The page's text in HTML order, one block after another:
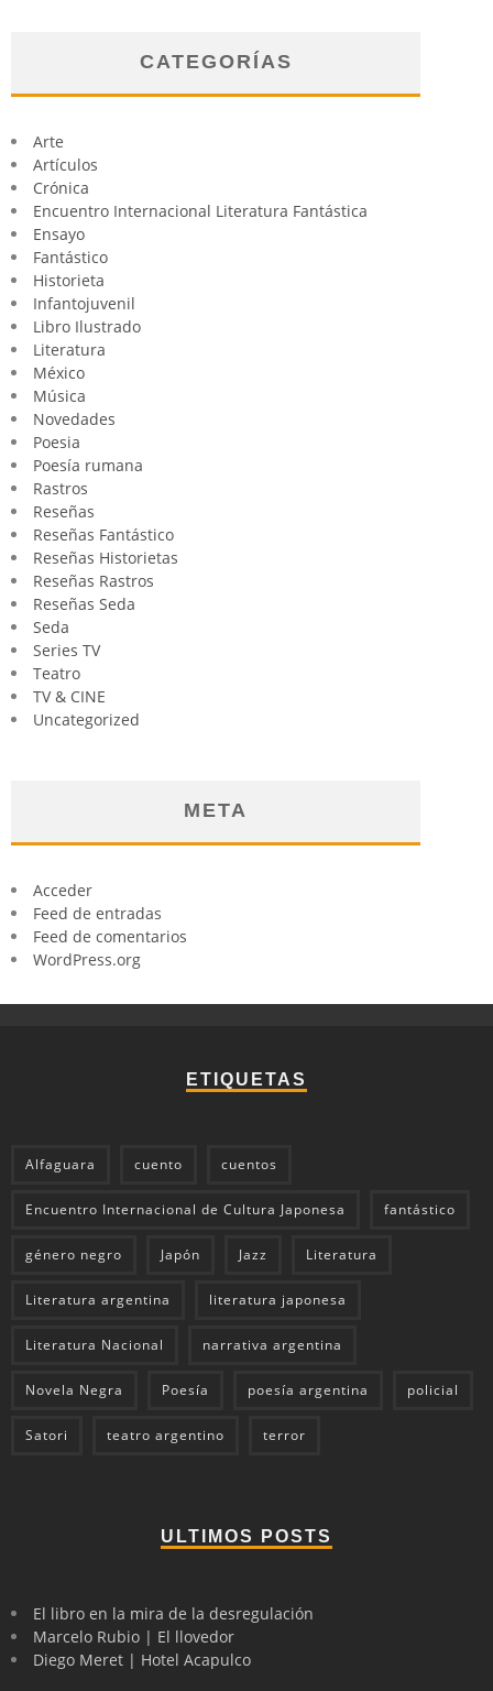
CATEGORÍAS
Arte
Artículos
Crónica
Encuentro Internacional Literatura Fantástica
Ensayo
Fantástico
Historieta
Infantojuvenil
Libro Ilustrado
Literatura
México
Música
Novedades
Poesia
Poesía rumana
Rastros
Reseñas
Reseñas Fantástico
Reseñas Historietas
Reseñas Rastros
Reseñas Seda
Seda
Series TV
Teatro
TV & CINE
Uncategorized
META
Acceder
Feed de entradas
Feed de comentarios
WordPress.org
ETIQUETAS
Alfaguara cuento cuentos
Encuentro Internacional de Cultura Japonesa fantástico
género negro Japón Jazz Literatura
Literatura argentina literatura japonesa
Literatura Nacional narrativa argentina
Novela Negra Poesía poesía argentina policial
Satori teatro argentino terror
ULTIMOS POSTS
El libro en la mira de la desregulación
Marcelo Rubio | El llovedor
Diego Meret | Hotel Acapulco